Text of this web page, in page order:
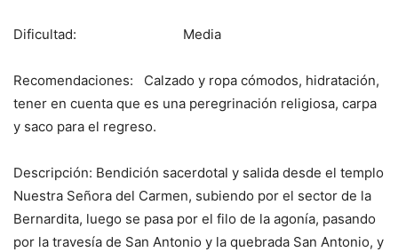
Dificultad: Media
Recomendaciones: Calzado y ropa cómodos, hidratación,
tener en cuenta que es una peregrinación religiosa, carpa
y saco para el regreso.
Descripción: Bendición sacerdotal y salida desde el templo
Nuestra Señora del Carmen, subiendo por el sector de la
Bernardita, luego se pasa por el filo de la agonía, pasando
por la travesía de San Antonio y la quebrada San Antonio, y